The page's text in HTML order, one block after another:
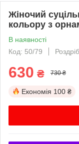
Жіночий
кольору з
В наявності
Код: 50/79
Роздріб
630 ₴ 730 ₴
Економія 100 ₴